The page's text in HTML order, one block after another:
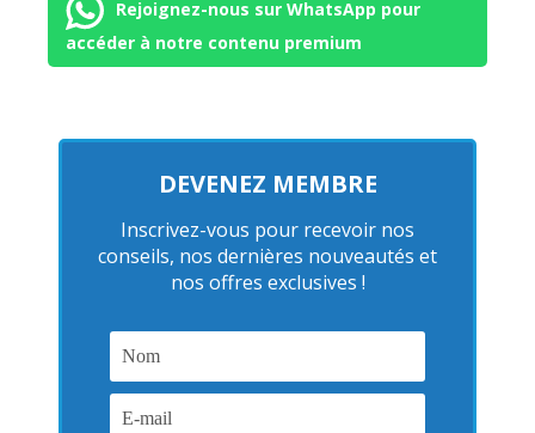
Rejoignez-nous sur WhatsApp pour
accéder à notre contenu premium
DEVENEZ MEMBRE
Inscrivez-vous pour recevoir nos
conseils, nos dernières nouveautés et
nos offres exclusives !